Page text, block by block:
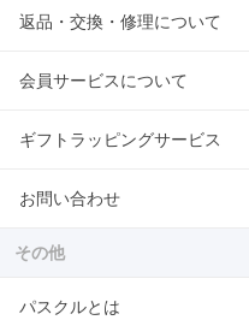
返品・交換・修理について
会員サービスについて
ギフトラッピングサービス
お問い合わせ
その他
パスクルとは